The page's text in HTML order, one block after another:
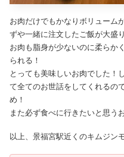
お肉だけでもかなりボリューム
ずや一緒に注文したご飯が大盛
お肉も脂身が少ないのに柔らか
られる！
とっても美味しいお肉でした！
て全てのお世話をしてくれるの
め！
また必ず食べに行きたいと思う
以上、景福宮駅近くのキムジン